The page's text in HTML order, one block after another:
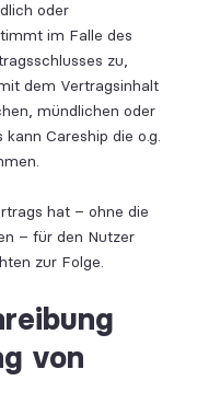
oder
im Falle des
zu,
dem Vertragsinhalt
mündlichen oder
Careship die o.g.
hat – ohne die
– für den Nutzer
zur Folge.
von